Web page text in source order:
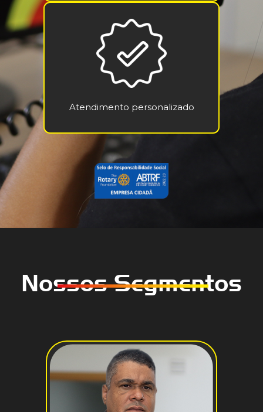
Atendimento personalizado
Nossos Segmentos